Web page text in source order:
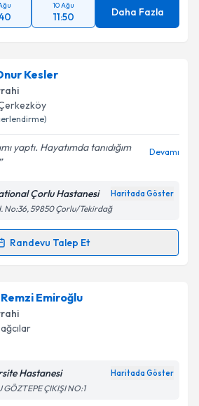
10 Ağu
11:50 Daha Fazla
Kesler
yaptı. Hayatımda tanıdığım
Devamı
Çorlu Hastanesi Haritada Göster
No:36, 59850 Çorlu/Tekirdağ
Randevu Talep Et
Talebi
için randevu takvimi talebi
uzmandan randevu almanız için bir
e-posta ile bilgilendireceğiz.
Emiroğlu
Hastanesi Haritada Göster
GÖZTEPE ÇIKIŞI NO:1